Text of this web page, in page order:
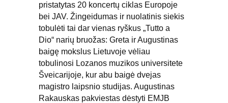
pristatytas 20 koncertų ciklas Europoje
bei JAV. Žingeidumas ir nuolatinis siekis
tobulėti tai dar vienas ryškus „Tutto a
Dio“ narių bruožas: Greta ir Augustinas
baigę mokslus Lietuvoje vėliau
tobulinosi Lozanos muzikos universitete
Šveicarijoje, kur abu baigė dvejas
magistro laipsnio studijas. Augustinas
Rakauskas pakviestas dėstyti EMJB